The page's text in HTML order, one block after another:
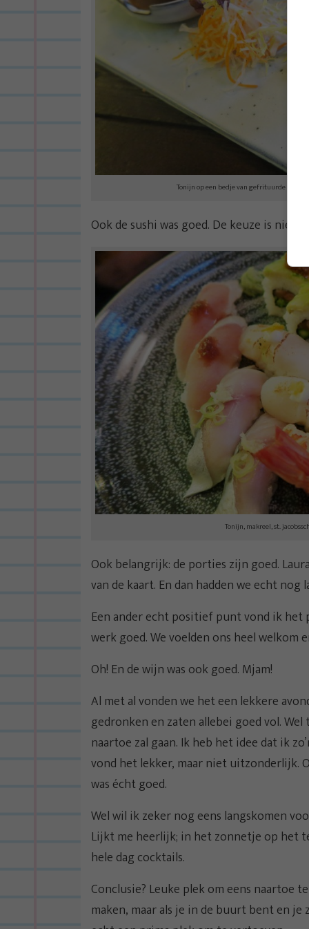
Tonijn op een bedje van gefrituurde
Ook de sushi was goed. De keuze is niet
Tonijn, makreel, st.
Ook belangrijk: de porties zijn goed.
van de kaart. En dan hadden we echt nog
Een ander echt positief punt vond ik het
werk goed. We voelden ons heel welkom
Oh! En de wijn was ook goed. Mjam!
Al met al vonden we het een lekkere
gedronken en zaten allebei goed vol.
naartoe zal gaan. Ik heb het idee dat ik
vond het lekker, maar niet uitzonderlijk.
was écht goed.
Wel wil ik zeker nog eens langskomen
Lijkt me heerlijk; in het zonnetje op het
hele dag cocktails.
Conclusie? Leuke plek om eens naartoe
maken, maar als je in de buurt bent en je